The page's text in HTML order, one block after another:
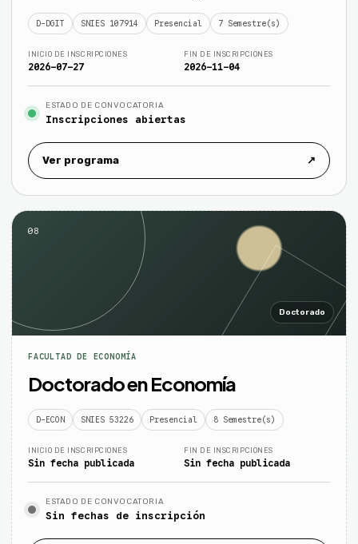
D-DGIT SNIES 107914 Presencial 7 Semestre(s)
INICIO DE INSCRIPCIONES
2026-07-27
FIN DE INSCRIPCIONES
2026-11-04
ESTADO DE CONVOCATORIA
Inscripciones abiertas
Ver programa ↗
08
Doctorado
FACULTAD DE ECONOMÍA
Doctorado en Economía
D-ECON SNIES 53226 Presencial 8 Semestre(s)
INICIO DE INSCRIPCIONES
Sin fecha publicada
FIN DE INSCRIPCIONES
Sin fecha publicada
ESTADO DE CONVOCATORIA
Sin fechas de inscripción